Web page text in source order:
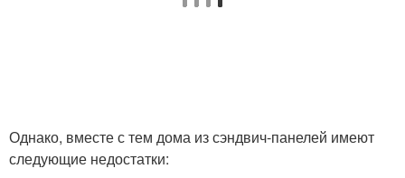
Однако, вместе с тем дома из сэндвич-панелей имеют
следующие недостатки: